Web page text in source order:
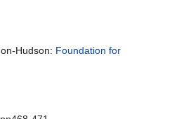
on-Hudson: Foundation for